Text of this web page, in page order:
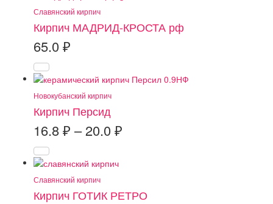
Славянский кирпич
Кирпич МАДРИД-КРОСТА рф
65.0 ₽
Новокубанский кирпич
Кирпич Персид
16.8₽ – 20.0 ₽
20.0 ₽
Славянский кирпич
Кирпич ГОТИК РЕТРО